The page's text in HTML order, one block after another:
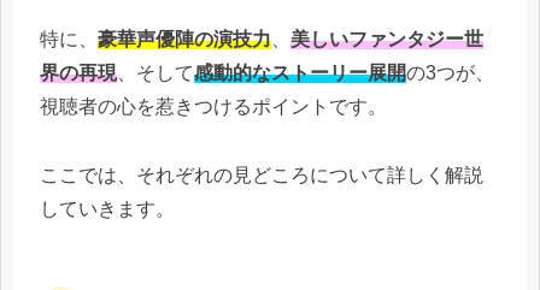
特に、 豪華声優陣の演技力
美しいファンタジー世
界の再現、そして感動的なストーリー展開の3つが、
視聴者の心を惹きつけるポイントです。
ここでは、それぞれの見どころについて詳しく解説
していきます。